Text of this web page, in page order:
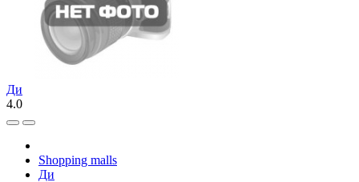
Ди
4.0
Shopping malls
Ди